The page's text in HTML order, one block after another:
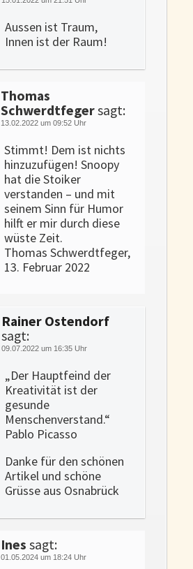
Aussen ist Traum,
Innen ist der Raum!
Thomas
Schwerdtfegersagt:
13.02.2022 um 09:52 Uhr
Stimmt! Dem ist nichts
hinzuzufügen! Snoopy
hat die Stoiker
verstanden – und mit
seinem Sinn für Humor
hilft er mir durch diese
wüste Zeit.
Thomas Schwerdtfeger,
13. Februar 2022
Rainer Ostendorf
sagt:
09.07.2022 um 16:35 Uhr
„Der Hauptfeind der
Kreativität ist der
gesunde
Menschenverstand.“
Pablo Picasso
Danke für den schönen
Artikel und schöne
Grüsse aus Osnabrück
Ines sagt:
01.05.2024 um 18:24 Uhr